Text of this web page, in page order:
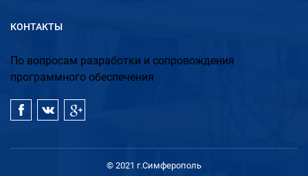
КОНТАКТЫ
По вопросам разработки и сопровождения
программного обеспечения
© 2021 г.Симферополь